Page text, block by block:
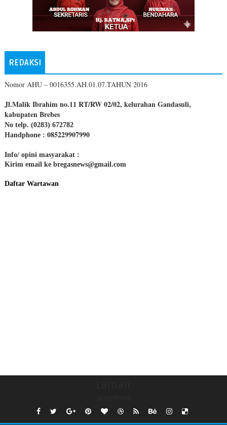
REDAKSI
Nomor AHU – 0016355.AH.01.07.TAHUN 2016
Jl.Malik Ibrahim no.11 RT/RW 02/02, kelurahan Gandasuli,
kabupaten Brebes
No telp. (0283) 672782
Handphone : 085229907990
Info/ opini masyarakat :
Kirim email ke bregasnews@gmail.com
Daftar Wartawan